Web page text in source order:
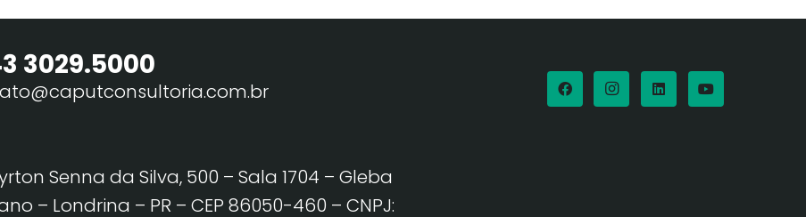
3029.5000
Senna da Silva, 500 – Sala 1704 – Gleba
– Londrina – PR – CEP 86050-460 – CNPJ: